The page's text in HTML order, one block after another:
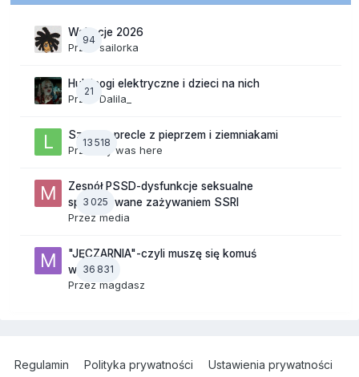
94
Wakacje 2026
Przez sailorka
21
Hulajnogi elektryczne i dzieci na nich
Przez Dalila_
13 518
Szalone precle z pieprzem i ziemniakami
Przez lily was here
3 025
Zespół PSSD-dysfunkcje seksualne
spowodowane zażywaniem SSRI
Przez media
36 831
"JĘCZARNIA"-czyli muszę się komuś
wyżalić!
Przez magdasz
Regulamin Polityka prywatności
Ustawienia prywatności